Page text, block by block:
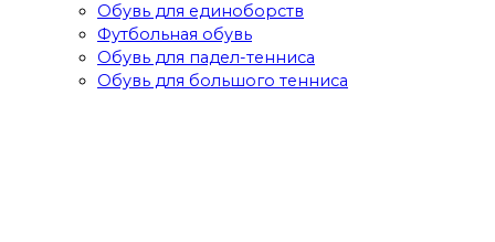
Обувь для единоборств
Футбольная обувь
Обувь для падел-тенниса
Обувь для большого тенниса